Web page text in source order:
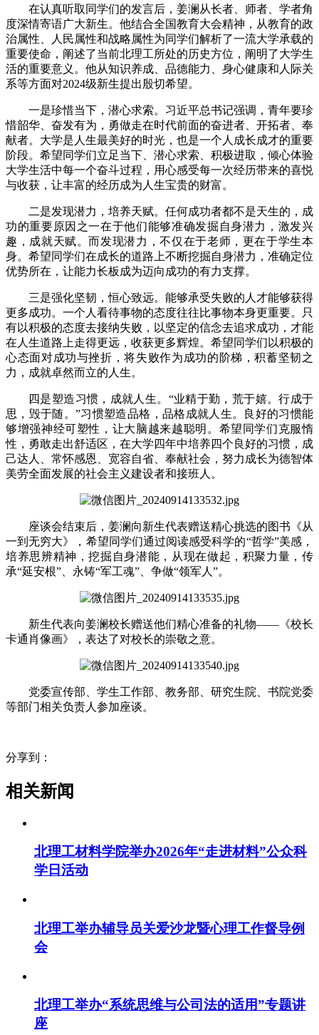
在认真听取同学们的发言后，姜澜从长者、师者、学者角
度深情寄语广大新生。他结合全国教育大会精神，从教育的政
治属性、人民属性和战略属性为同学们解析了一流大学承载的
重要使命，阐述了当前北理工所处的历史方位，阐明了大学生
活的重要意义。他从知识养成、品德能力、身心健康和人际关
系等方面对2024级新生提出殷切希望。
一是珍惜当下，潜心求索。习近平总书记强调，青年要珍
惜韶华、奋发有为，勇做走在时代前面的奋进者、开拓者、奉
献者。大学是人生最美好的时光，也是一个人成长成才的重要
阶段。希望同学们立足当下、潜心求索、积极进取，倾心体验
大学生活中每一个奋斗过程，用心感受每一次经历带来的喜悦
与收获，让丰富的经历成为人生宝贵的财富。
二是发现潜力，培养天赋。任何成功者都不是天生的，成
功的重要原因之一在于他们能够准确发掘自身潜力，激发兴
趣，成就天赋。而发现潜力，不仅在于老师，更在于学生本
身。希望同学们在成长的道路上不断挖掘自身潜力，准确定位
优势所在，让能力长板成为迈向成功的有力支撑。
三是强化坚韧，恒心致远。能够承受失败的人才能够获得
更多成功。一个人看待事物的态度往往比事物本身更重要。只
有以积极的态度去接纳失败，以坚定的信念去追求成功，才能
在人生道路上走得更远，收获更多辉煌。希望同学们以积极的
心态面对成功与挫折，将失败作为成功的阶梯，积蓄坚韧之
力，成就卓然而立的人生。
四是塑造习惯，成就人生。“业精于勤，荒于嬉。行成于
思，毁于随。”习惯塑造品格，品格成就人生。良好的习惯能
够增强神经可塑性，让大脑越来越聪明。希望同学们克服惰
性，勇敢走出舒适区，在大学四年中培养四个良好的习惯，成
己达人、常怀感恩、宽容自省、奉献社会，努力成长为德智体
美劳全面发展的社会主义建设者和接班人。
座谈会结束后，姜澜向新生代表赠送精心挑选的图书《从
一到无穷大》，希望同学们通过阅读感受科学的“哲学”美感，
培养思辨精神，挖掘自身潜能，从现在做起，积聚力量，传
承“延安根”、永铸“军工魂”、争做“领军人”。
新生代表向姜澜校长赠送他们精心准备的礼物——《校长
卡通肖像画》，表达了对校长的崇敬之意。
党委宣传部、学生工作部、教务部、研究生院、书院党委
等部门相关负责人参加座谈。
分享到：
相关新闻
北理工材料学院举办2026年“走进材料”公众科
学日活动
北理工举办辅导员关爱沙龙暨心理工作督导例
会
北理工举办“系统思维与公司法的适用”专题讲
座